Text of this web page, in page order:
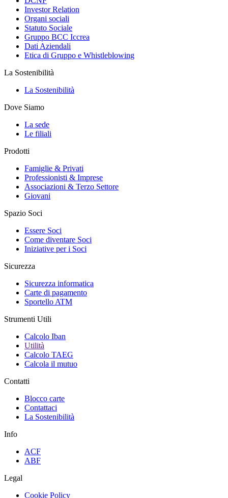
Investor Relation
Organi sociali
Statuto Sociale
Gruppo BCC Iccrea
Dati Aziendali
Etica di Gruppo e Whistleblowing
La Sostenibilità
La Sostenibilità
Dove Siamo
La sede
Le filiali
Prodotti
Famiglie & Privati
Professionisti & Imprese
Associazioni & Terzo Settore
Giovani
Spazio Soci
Essere Soci
Come diventare Soci
Iniziative per i Soci
Sicurezza
Sicurezza informatica
Carte di pagamento
Sportello ATM
Strumenti Utili
Calcolo Iban
Utilità
Calcolo TAEG
Calcola il mutuo
Contatti
Blocco carte
Contattaci
La Sostenibilità
Info
ACF
ABF
Legal
Cookie Policy